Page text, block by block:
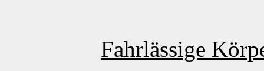
Fahrlässige